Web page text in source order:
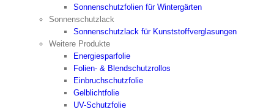
Sonnenschutzfolien für Wintergärten
Sonnenschutzlack
Sonnenschutzlack für Kunststoffverglasungen
Weitere Produkte
Energiesparfolie
Folien- & Blendschutzrollos
Einbruchschutzfolie
Gelblichtfolie
UV-Schutzfolie